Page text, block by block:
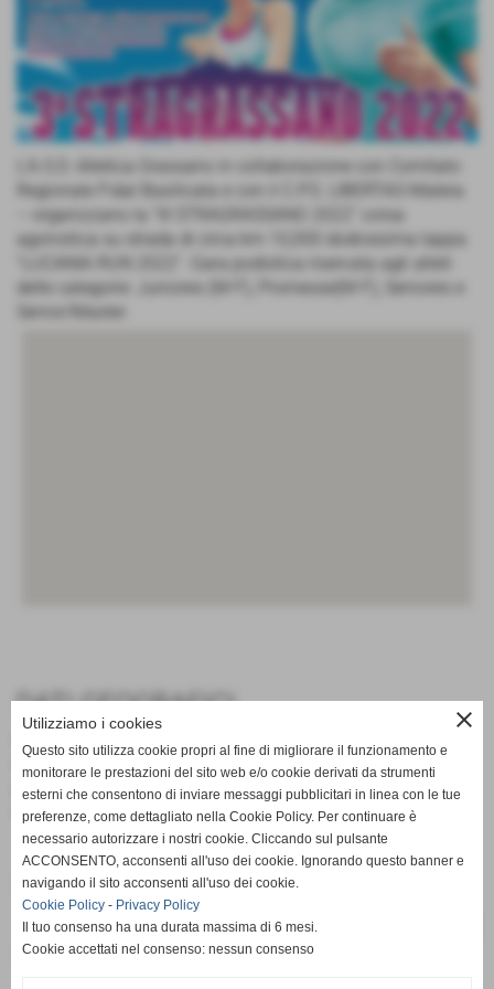
Regionale Fidal Basilicata e con il C.P.S. LIBERTAS-Matera
– organizzano la “III STRAGRASSANO 2022” corsa
agonistica su strada di circa km 10,000 dodicesima tappa
“LUCANIA RUN 2022”. Gara podistica riservata agli atleti
delle categorie: Juniores (M-F), Promesse(M-F), Seniores e
DATI GEOGRAFICI
Nazione:
Italy
Regione: Basilicata
Provincia:Matera
Comune: Grassano
REGOLAMENTO
regolamentoterzastragrassano2022-1.pdf
Dimensione: 353,50 KB
close
Utilizziamo i cookies
Questo sito utilizza cookie propri al fine di migliorare il funzionamento e
monitorare le prestazioni del sito web e/o cookie derivati da strumenti
esterni che consentono di inviare messaggi pubblicitari in linea con le tue
preferenze, come dettagliato nella Cookie Policy. Per continuare è
necessario autorizzare i nostri cookie. Cliccando sul pulsante
ACCONSENTO, acconsenti all'uso dei cookie. Ignorando questo banner e
navigando il sito acconsenti all'uso dei cookie.
Cookie Policy - Privacy Policy
Il tuo consenso ha una durata massima di 6 mesi.
Cookie accettati nel consenso: nessun consenso